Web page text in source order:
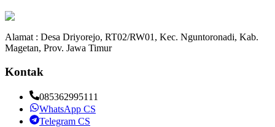
Alamat : Desa Driyorejo, RT02/RW01, Kec. Nguntoronadi, Kab.
Magetan, Prov. Jawa Timur
Kontak
085362995111
WhatsApp CS
Telegram CS